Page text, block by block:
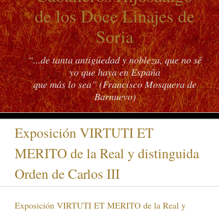
de los Doce Linajes de
Soria
“...de tanta antigüedad y nobleza, que no sé
yo que haya en España
que más lo sea” (Francisco Mosquera de
Barnuevo)
Exposición VIRTUTI ET
MERITO de la Real y distinguida
Orden de Carlos III
Exposición VIRTUTI ET MERITO de la Real y